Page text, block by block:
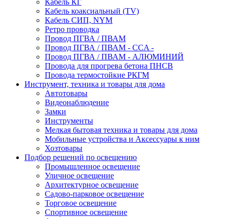
Кабель КГ
Кабель коаксиальный (TV)
Кабель СИП, NYM
Ретро проводка
Провод ПГВА / ПВАМ
Провод ПГВА / ПВАМ - CCA -
Провод ПГВА / ПВАМ - АЛЮМИНИЙ
Провода для прогрева бетона ПНСВ
Провода термостойкие РКГМ
Инструмент, техника и товары для дома
Автотовары
Видеонаблюдение
Замки
Инструменты
Мелкая бытовая техника и товары для дома
Мобильные устройства и Аксессуары к ним
Хозтовары
Подбор решений по освещению
Промышленное освещение
Уличное освещение
Архитектурное освещение
Садово-парковое освещение
Торговое освещение
Спортивное освещение